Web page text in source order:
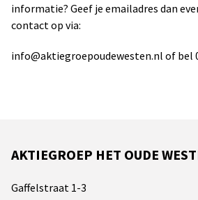
informatie? Geef je emailadres dan
contact op via:
info@aktiegroepoudewesten.nl of bel
AKTIEGROEP HET OUDE
Gaffelstraat 1-3